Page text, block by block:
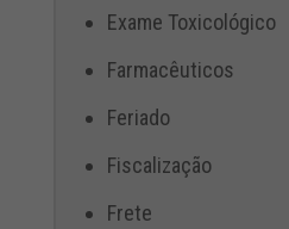
Exame Toxicológico
Farmacêuticos
Feriado
Fiscalização
Frete